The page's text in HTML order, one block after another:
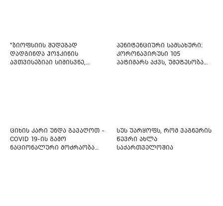
"ბიოფსიის შედეგად
დადგინდა ჰოჯკინის
ავთვისებიაი სიმისვნე,
პენიტენციური სამსახური:
კორონავირუსი 105
პატიმარს აქვს, უმეტესობა
ციხის კარი უნდა გავაღოთ -
COVID 19-ის გამო
ნაციონალური მოძრაობა
სუს უარყოფს, რომ ვაგნერის
წევრი ახლა
საქართველოშია